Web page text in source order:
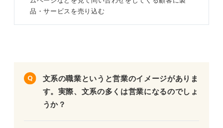
品・サービスを売り込む
文系の職業というと営業のイメージがありま
す。実際、文系の多くは営業になるのでしょ
うか？